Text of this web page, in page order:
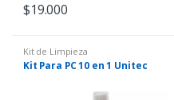
$19.000
Kit de Limpieza
Kit Para PC 10 en 1 Unitec